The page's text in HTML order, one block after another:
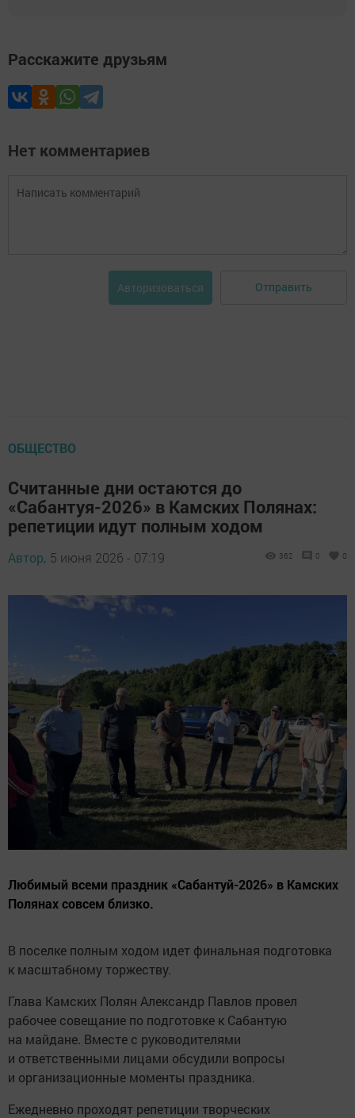
Расскажите друзьям
Нет комментариев
Авторизоваться Отправить
ОБЩЕСТВО
Считанные дни остаются до
«Сабантуя-2026» в Камских Полянах:
репетиции идут полным ходом
Автор, 5 июня 2026 - 07:19 362 0 0
Любимый всеми праздник «Сабантуй-2026» в Камских
Полянах совсем близко.
В поселке полным ходом идет финальная подготовка
к масштабному торжеству.
Глава Камских Полян Александр Павлов провел
рабочее совещание по подготовке к Сабантую
на майдане. Вместе с руководителями
и ответственными лицами обсудили вопросы
и организационные моменты праздника.
Ежедневно проходят репетиции творческих